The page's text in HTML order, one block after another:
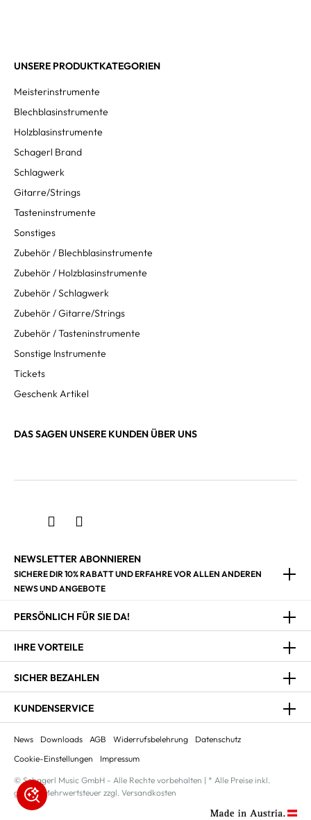
UNSERE PRODUKTKATEGORIEN
Meisterinstrumente
Blechblasinstrumente
Holzblasinstrumente
Schagerl Brand
Schlagwerk
Gitarre/Strings
Tasteninstrumente
Sonstiges
Zubehör / Blechblasinstrumente
Zubehör / Holzblasinstrumente
Zubehör / Schlagwerk
Zubehör / Gitarre/Strings
Zubehör / Tasteninstrumente
Sonstige Instrumente
Tickets
Geschenk Artikel
DAS SAGEN UNSERE KUNDEN ÜBER UNS
NEWSLETTER ABONNIEREN
SICHERE DIR 10% RABATT UND ERFAHRE VOR ALLEN ANDEREN
NEWS UND ANGEBOTE
PERSÖNLICH FÜR SIE DA!
IHRE VORTEILE
SICHER BEZAHLEN
KUNDENSERVICE
News Downloads AGB Widerrufsbelehrung
Datenschutz
Cookie-Einstellungen
Impressum
© Schagerl Music GmbH - Alle Rechte vorbehalten | * Alle Preise inkl.
gesetzl. Mehrwertsteuer zzgl. Versandkosten